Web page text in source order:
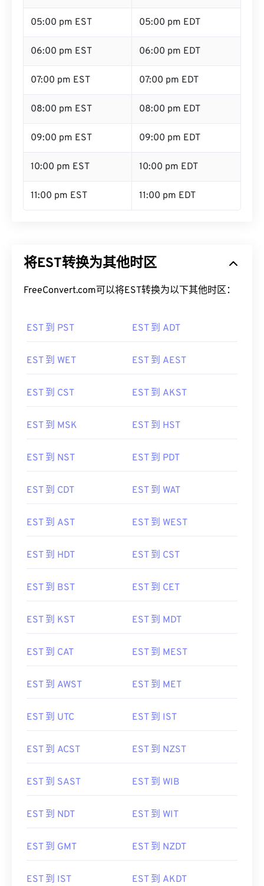
05:00 pm EST 05:00 pm EDT
06:00 pm EST 06:00 pm EDT
07:00 pm EST 07:00 pm EDT
08:00 pm EST 08:00 pm EDT
09:00 pm EST 09:00 pm EDT
10:00 pm EST 10:00 pm EDT
11:00 pm EST 11:00 pm EDT
将EST转换为其他时区
FreeConvert.com可以将EST转换为以下其他时区：
EST 到 PST EST 到 ADT
EST 到 WET EST 到 AEST
EST 到 CST EST 到 AKST
EST 到 MSK EST 到 HST
EST 到 NST EST 到 PDT
EST 到 CDT EST 到 WAT
EST 到 AST EST 到 WEST
EST 到 HDT EST 到 CST
EST 到 BST EST 到 CET
EST 到 KST EST 到 MDT
EST 到 CAT EST 到 MEST
EST 到 AWST EST 到 MET
EST 到 UTC EST 到 IST
EST 到 ACST EST 到 NZST
EST 到 SAST EST 到 WIB
EST 到 NDT EST 到 WIT
EST 到 GMT EST 到 NZDT
EST 到 IST EST 到 AKDT